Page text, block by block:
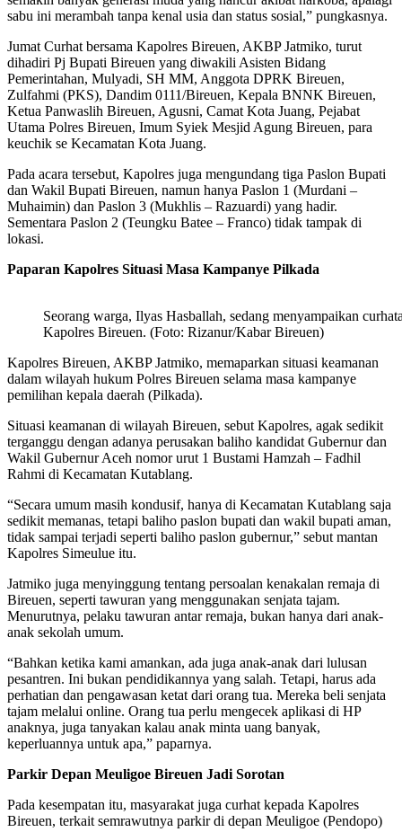
sabu ini merambah tanpa kenal usia dan status sosial,” pungkasnya.
Jumat Curhat bersama Kapolres Bireuen, AKBP Jatmiko, turut
dihadiri Pj Bupati Bireuen yang diwakili Asisten Bidang
Pemerintahan, Mulyadi, SH MM, Anggota DPRK Bireuen,
Zulfahmi (PKS), Dandim 0111/Bireuen, Kepala BNNK Bireuen,
Ketua Panwaslih Bireuen, Agusni, Camat Kota Juang, Pejabat
Utama Polres Bireuen, Imum Syiek Mesjid Agung Bireuen, para
keuchik se Kecamatan Kota Juang.
Pada acara tersebut, Kapolres juga mengundang tiga Paslon Bupati
dan Wakil Bupati Bireuen, namun hanya Paslon 1 (Murdani –
Muhaimin) dan Paslon 3 (Mukhlis – Razuardi) yang hadir.
Sementara Paslon 2 (Teungku Batee – Franco) tidak tampak di
lokasi.
Paparan Kapolres Situasi Masa Kampanye Pilkada
Seorang warga, Ilyas Hasballah, sedang menyampaikan
Kapolres Bireuen. (Foto: Rizanur/Kabar Bireuen)
Kapolres Bireuen, AKBP Jatmiko, memaparkan situasi keamanan
dalam wilayah hukum Polres Bireuen selama masa kampanye
pemilihan kepala daerah (Pilkada).
Situasi keamanan di wilayah Bireuen, sebut Kapolres, agak sedikit
terganggu dengan adanya perusakan baliho kandidat Gubernur dan
Wakil Gubernur Aceh nomor urut 1 Bustami Hamzah – Fadhil
Rahmi di Kecamatan Kutablang.
“Secara umum masih kondusif, hanya di Kecamatan Kutablang saja
sedikit memanas, tetapi baliho paslon bupati dan wakil bupati aman,
tidak sampai terjadi seperti baliho paslon gubernur,” sebut mantan
Kapolres Simeulue itu.
Jatmiko juga menyinggung tentang persoalan kenakalan remaja di
Bireuen, seperti tawuran yang menggunakan senjata tajam.
Menurutnya, pelaku tawuran antar remaja, bukan hanya dari anak-
anak sekolah umum.
“Bahkan ketika kami amankan, ada juga anak-anak dari lulusan
pesantren. Ini bukan pendidikannya yang salah. Tetapi, harus ada
perhatian dan pengawasan ketat dari orang tua. Mereka beli senjata
tajam melalui online. Orang tua perlu mengecek aplikasi di HP
anaknya, juga tanyakan kalau anak minta uang banyak,
keperluannya untuk apa,” paparnya.
Parkir Depan Meuligoe Bireuen Jadi Sorotan
Pada kesempatan itu, masyarakat juga curhat kepada Kapolres
Bireuen, terkait semrawutnya parkir di depan Meuligoe (Pendopo)